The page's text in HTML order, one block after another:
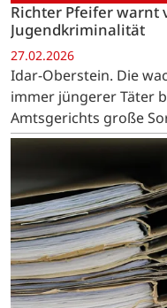
Richter Pfeifer warnt
Jugendkriminalität
27.02.2026
Idar-Oberstein. Die
immer jüngerer Täter
Amtsgerichts große